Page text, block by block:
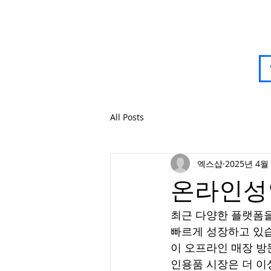
All Posts
온라인
엑스샵 2025년 4월
최근 다양한 플랫폼
빠르게 성장하고 있
이 오프라인 매장
인용품 시장은 더